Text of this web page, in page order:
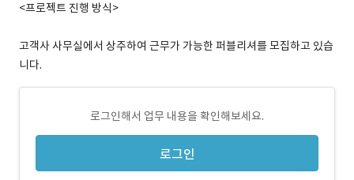
<프로젝트 진행 방식>
고객사 사무실에서 상주하여 근무가 가능한 퍼블리셔를 모집하고 있습
니다.
로그인해서 업무 내용을 확인해보세요.
로그인